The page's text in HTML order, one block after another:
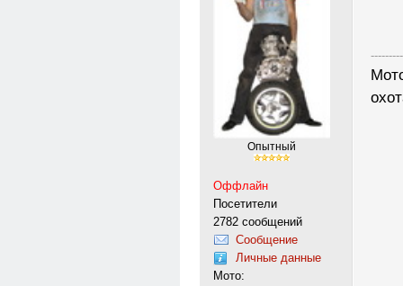
Опытный
Оффлайн
Посетители
2782 сообщений
Сообщение
Личные данные
Мото: